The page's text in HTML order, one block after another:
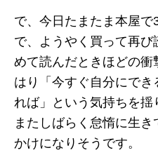
で、今日たまたま本屋
で、ようやく買って再
めて読んだときほどの
はり「今すぐ自分にで
れば」という気持ちを揺
またしばらく怠惰に生
かけになりそうです。